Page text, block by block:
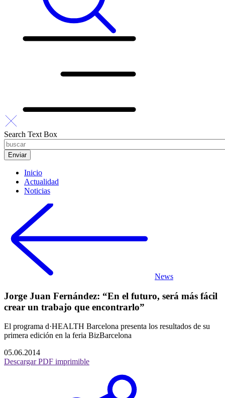
Search Text Box
Inicio
Actualidad
Noticias
News
Jorge Juan Fernández: “En el futuro, será más fácil
crear un trabajo que encontrarlo”
El programa d·HEALTH Barcelona presenta los resultados de su
primera edición en la feria BizBarcelona
05.06.2014
Descargar PDF imprimible